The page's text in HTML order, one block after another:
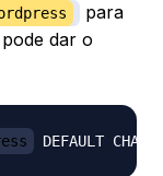
para
dar o
DEFAULT